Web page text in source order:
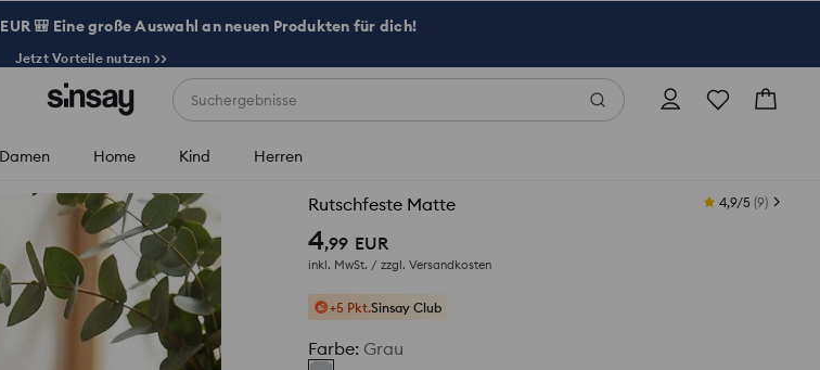
EUR 🎒 Eine große Auswahl an neuen Produkten für dich!
Jetzt Vorteile nutzen >>
Suchergebnisse
Damen Home Kind Herren
Rutschfeste Matte 4,9/5 (9)
4,99 EUR
inkl. MwSt. / zzgl. Versandkosten
+5 Pkt.Sinsay Club
Farbe: Grau